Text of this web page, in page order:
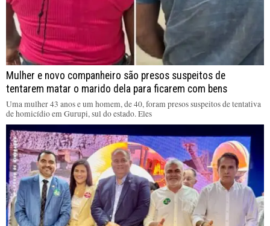
Mulher e novo companheiro são presos suspeitos de
tentarem matar o marido dela para ficarem com bens
Uma mulher 43 anos e um homem, de 40, foram presos suspeitos de tentativa
de homicídio em Gurupi, sul do estado. Eles